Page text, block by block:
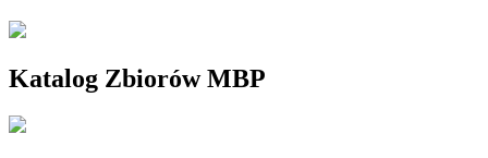
Katalog Zbiorów MBP